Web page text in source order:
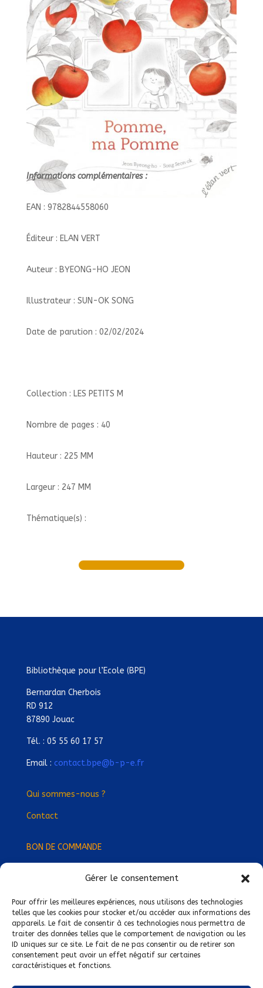
Gérer le consentement
Pour offrir les meilleures expériences, nous utilisons des technologies
telles que les cookies pour stocker et/ou accéder aux informations des
appareils. Le fait de consentir à ces technologies nous permettra de
traiter des données telles que le comportement de navigation ou les
ID uniques sur ce site. Le fait de ne pas consentir ou de retirer son
consentement peut avoir un effet négatif sur certaines
caractéristiques et fonctions.
Informations complémentaires :
EAN : 9782844558060
Éditeur : ELAN VERT
Auteur : BYEONG-HO JEON
Illustrateur : SUN-OK SONG
Date de parution : 02/02/2024
Collection : LES PETITS M
Nombre de pages : 40
Hauteur : 225 MM
Largeur : 247 MM
Thématique(s) :
Bibliothèque pour l’Ecole (BPE)
Bernardan Cherbois
RD 912
87890 Jouac
Tél. : 05 55 60 17 57
Email : contact.bpe@b-p-e.fr
Qui sommes-nous ?
Contact
BON DE COMMANDE
Devenez Délégué·e Régional·e !
Trouvez-nous près de chez vous !
Mentions légales
Conditions générales de vente
Politique de confidentialité